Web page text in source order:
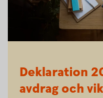
Deklaration
avdrag och